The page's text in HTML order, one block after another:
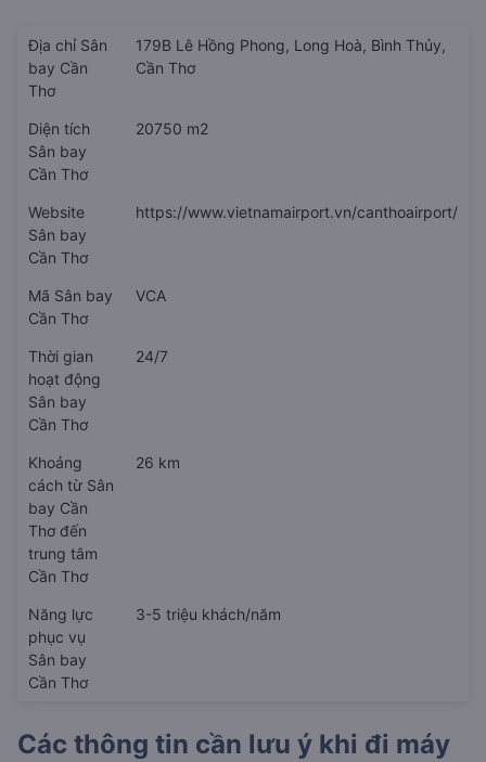
Địa chỉ Sân
bay Cần
Thơ
179B Lê Hồng Phong, Long Hoà, Bình Thủy,
Cần Thơ
Diện tích
Sân bay
Cần Thơ
20750 m2
Website
Sân bay
Cần Thơ
https://www.vietnamairport.vn/canthoairport/
Mã Sân bay
Cần Thơ
VCA
Thời gian
hoạt động
Sân bay
Cần Thơ
24/7
Khoảng
cách từ Sân
bay Cần
Thơ đến
trung tâm
Cần Thơ
26 km
Năng lực
phục vụ
Sân bay
Cần Thơ
3-5 triệu khách/năm
Các thông tin cần lưu ý khi đi máy